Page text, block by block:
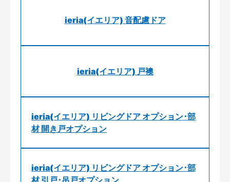
ieria(イエリア) 音配慮ドア
ieria(イエリア) 戸襖
ieria(イエリア) リビングドア オプション･部
材 開き戸オプション
ieria(イエリア) リビングドア オプション･部
材 引戸･吊戸オプション